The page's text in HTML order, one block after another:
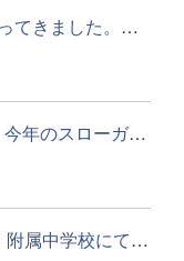
3年生が京都・奈良へ修学旅行に行ってきました。初日の薬師寺と東...
本年度の生徒総会を開催しました。今年のスローガンは、「Update...
第89回定期戦が下妻第一高等学校・附属中学校にて行われました。...